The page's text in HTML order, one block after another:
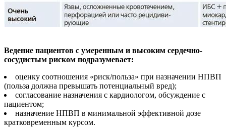
Ведение пациентов с умеренным и высоким сердечно-
сосудистым риском подразумевает:
оценку соотношения «риск/польза» при назначении НПВП
(польза должна превышать потенциальный вред);
согласование назначения с кардиологом, обсуждение с
пациентом;
назначение НПВП в минимальной эффективной дозе
кратковременным курсом.